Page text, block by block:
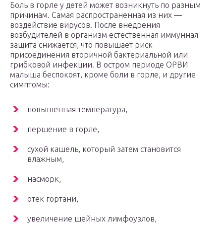
Боль в горле у детей может возникнуть по разным
причинам. Самая распространенная из них —
воздействие вирусов. После внедрения
возбудителей в организм естественная иммунная
защита снижается, что повышает риск
присоединения вторичной бактериальной или
грибковой инфекции. В остром периоде ОРВИ
малыша беспокоят, кроме боли в горле, и другие
симптомы:
повышенная температура,
першение в горле,
сухой кашель, который затем становится
влажным,
насморк,
отек гортани,
увеличение шейных лимфоузлов,